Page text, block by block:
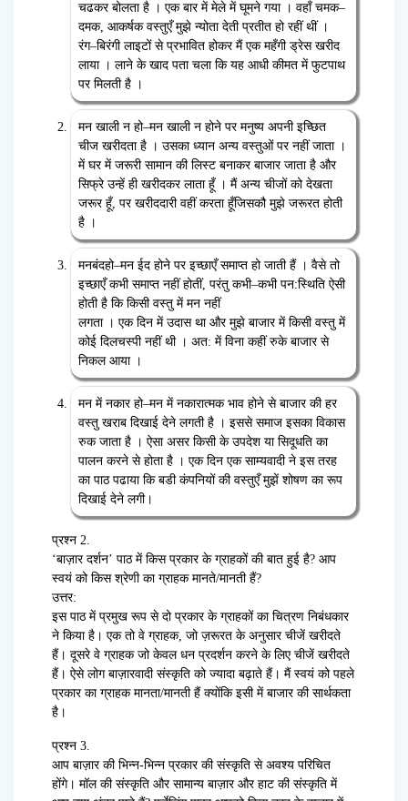
चढकर बोलता है । एक बार में मेले में घूमने गया । वहाँ चमक–
दमक, आकर्षक वस्तुएँ मुझे न्योता देती प्रतीत हो रहीं थीं ।
रंग–बिरंगी लाइटों से प्रभावित होकर मैं एक महँगी ड्रेस खरीद
लाया । लाने के खाद पता चला कि यह आधी कीमत में फुटपाथ
पर मिलती है ।
मन खाली न हो–मन खाली न होने पर मनुष्य अपनी इच्छित
चीज खरीदता है । उसका ध्यान अन्य वस्तुओं पर नहीं जाता ।
में घर में जरूरी सामान की लिस्ट बनाकर बाजार जाता है और
सिफ्रे उन्हें ही खरीदकर लाता हूँ । मैं अन्य चीजों को देखता
जरूर हूँ, पर खरीददारी वहीं करता हूँजिसकौ मुझे जरूरत होती
है ।
मनबंदहो–मन ईद होने पर इच्छाएँ समाप्त हो जाती हैं । वैसे तो
इच्छाएँ कभी समाप्त नहीं होतीं, परंतु कभी–कभी पन:स्थिति ऐसी
होती है कि किसी वस्तु में मन नहीं
लगता । एक दिन में उदास था और मुझे बाजार में किसी वस्तु में
कोई दिलचस्पी नहीं थी । अत: में विना कहीं रुके बाजार से
निकल आया ।
मन में नकार हो–मन में नकारात्मक भाव होने से बाजार की हर
वस्तु खराब दिखाई देने लगती है । इससे समाज इसका विकास
रुक जाता है । ऐसा असर किसी के उपदेश या सिदूधति का
पालन करने से होता है । एक दिन एक साम्यवादी ने इस तरह
का पाठ पढाया कि बडी कंपनियों की वस्तुएँ मुझें शोषण का रूप
दिखाई देने लगी।
प्रश्न 2.
‘बाज़ार दर्शन’ पाठ में किस प्रकार के ग्राहकों की बात हुई है? आप
स्वयं को किस श्रेणी का ग्राहक मानते/मानती हैं?
उत्तर:
इस पाठ में प्रमुख रूप से दो प्रकार के ग्राहकों का चित्रण निबंधकार
ने किया है। एक तो वे ग्राहक, जो ज़रूरत के अनुसार चीजें खरीदते
हैं। दूसरे वे ग्राहक जो केवल धन प्रदर्शन करने के लिए चीजें खरीदते
हैं। ऐसे लोग बाज़ारवादी संस्कृति को ज्यादा बढ़ाते हैं। मैं स्वयं को पहले
प्रकार का ग्राहक मानता/मानती हैं क्योंकि इसी में बाजार की सार्थकता
है।
प्रश्न 3.
आप बाज़ार की भिन्न-भिन्न प्रकार की संस्कृति से अवश्य परिचित
होंगे। मॉल की संस्कृति और सामान्य बाज़ार और हाट की संस्कृति में